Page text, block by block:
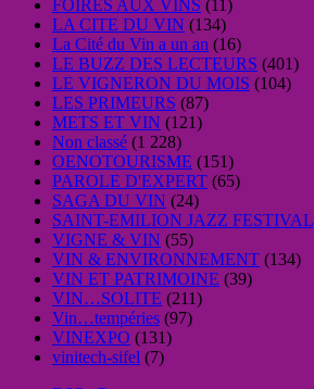
FOIRES AUX VINS (11)
LA CITE DU VIN (134)
La Cité du Vin a un an (16)
LE BUZZ DES LECTEURS (401)
LE VIGNERON DU MOIS (104)
LES PRIMEURS (87)
METS ET VIN (121)
Non classé (1 228)
OENOTOURISME (151)
PAROLE D'EXPERT (65)
SAGA DU VIN (24)
SAINT-EMILION JAZZ FESTIVAL
VIGNE & VIN (55)
VIN & ENVIRONNEMENT (134)
VIN ET PATRIMOINE (39)
VIN…SOLITE (211)
Vin…tempéries (97)
VINEXPO (131)
vinitech-sifel (7)